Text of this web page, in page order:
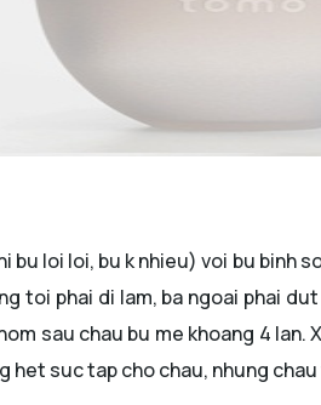
loi loi, bu k nhieu) voi bu binh
toi phai di lam, ba ngoai phai
sau chau bu me khoang 4 lan.
suc tap cho chau, nhung chau